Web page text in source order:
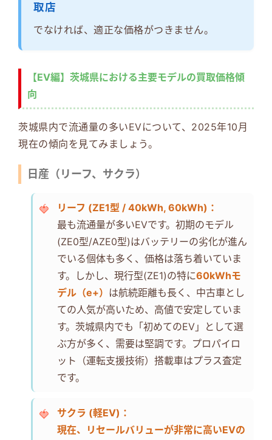
取店
でなければ、適正な価格がつきません。
【EV編】茨城県における主要モデルの買取価格傾
向
茨城県内で流通量の多いEVについて、2025年10月
現在の傾向を見てみましょう。
日産（リーフ、サクラ）
リーフ (ZE1型 / 40kWh, 60kWh)：
最も流通量が多いEVです。初期のモデル
(ZE0型/AZE0型)はバッテリーの劣化が進ん
でいる個体も多く、価格は落ち着いていま
す。しかし、現行型(ZE1)の特に60kWhモ
デル（e+） は航続距離も長く、中古車とし
ての人気が高いため、高値で安定していま
す。茨城県内でも「初めてのEV」として選
ぶ方が多く、需要は堅調です。プロパイロ
ット（運転支援技術）搭載車はプラス査定
です。
サクラ (軽EV)：
現在、リセールバリューが非常に高いEVの